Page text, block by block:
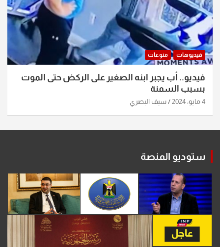
فيديوهات منوعات
فيديو.. أب يجبر ابنه الصغير على الركض حتى الموت
بسبب السمنة
4 مايو، 2024 سيف البصري
ستوديو المنصة